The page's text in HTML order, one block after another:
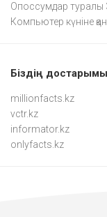
Опоссумдар туралы
Компьютер күніне
Біздің
millionfacts.kz
vctr.kz
informator.kz
onlyfacts.kz